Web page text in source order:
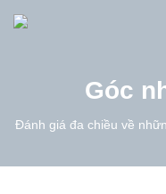
Góc
Đánh giá đa chiều về